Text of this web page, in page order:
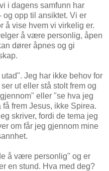
i dagens samfunn har
og opp til ansiktet. Vi er
å vise hvem vi virkelig er.
å være personlig, åpen
dører åpnes og gi
Jeg har ikke behov for
ut eller stå stolt frem og
eller "se hva jeg
frem Jesus, ikke Spirea.
skriver, fordi de tema jeg
om får jeg gjennom mine
å være personlig" og er
en stund. Hva med deg?